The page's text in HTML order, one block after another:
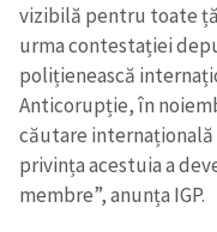
vizibilă pentru toate
urma contestației
polițienească
Anticorupție, în
căutare internațională
privința acestuia a
membre”, anunța IGP.